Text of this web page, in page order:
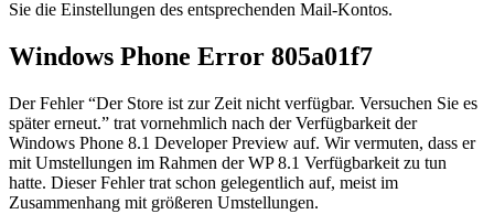
Sie die Einstellungen des entsprechenden Mail-Kontos.
Windows Phone Error 805a01f7
Der Fehler “Der Store ist zur Zeit nicht verfügbar. Versuchen Sie es
später erneut.” trat vornehmlich nach der Verfügbarkeit der
Windows Phone 8.1 Developer Preview auf. Wir vermuten, dass er
mit Umstellungen im Rahmen der WP 8.1 Verfügbarkeit zu tun
hatte. Dieser Fehler trat schon gelegentlich auf, meist im
Zusammenhang mit größeren Umstellungen.